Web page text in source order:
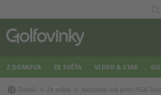
Z DOMOVA ZE SVĚTA VIDEO & STAR
Domů Ze světa Nestavte mě proti PGA